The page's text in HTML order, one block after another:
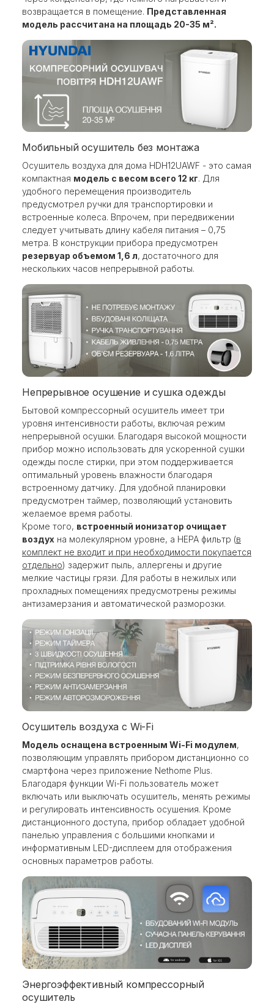
возвращается в помещение. Представленная
модель рассчитана на площадь 20-35 м².
Мобильный осушитель без монтажа
Осушитель воздуха для дома HDH12UAWF - это самая
компактная модель с весом всего 12 кг. Для
удобного перемещения производитель
предусмотрел ручки для транспортировки и
встроенные колеса. Впрочем, при передвижении
следует учитывать длину кабеля питания – 0,75
метра. В конструкции прибора предусмотрен
резервуар объемом 1,6 л, достаточного для
нескольких часов непрерывной работы.
Непрерывное осушение и сушка одежды
Бытовой компрессорный осушитель имеет три
уровня интенсивности работы, включая режим
непрерывной осушки. Благодаря высокой мощности
прибор можно использовать для ускоренной сушки
одежды после стирки, при этом поддерживается
оптимальный уровень влажности благодаря
встроенному датчику. Для удобной планировки
предусмотрен таймер, позволяющий установить
желаемое время работы.
Кроме того, встроенный ионизатор очищает
воздух на молекулярном уровне, а HEPA фильтр (в
комплект не входит и при необходимости покупается
отдельно) задержит пыль, аллергены и другие
мелкие частицы грязи. Для работы в нежилых или
прохладных помещениях предусмотрены режимы
антизамерзания и автоматической разморозки.
Осушитель воздуха с Wi-Fi
Модель оснащена встроенным Wi-Fi модулем,
позволяющим управлять прибором дистанционно со
смартфона через приложение Nethome Plus.
Благодаря функции Wi-Fi пользователь может
включать или выключать осушитель, менять режимы
и регулировать интенсивность осушения. Кроме
дистанционного доступа, прибор обладает удобной
панелью управления с большими кнопками и
информативным LED-дисплеем для отображения
основных параметров работы.
Энергоэффективный компрессорный
осушитель